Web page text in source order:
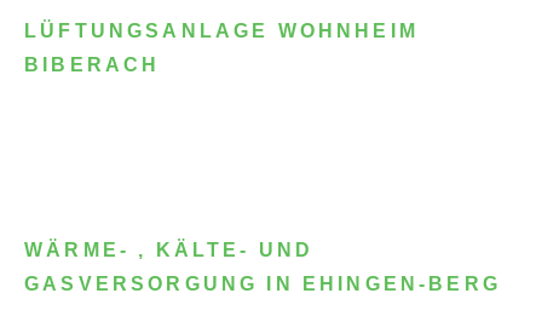
LÜFTUNGSANLAGE WOHNHEIM
BIBERACH
WÄRME- , KÄLTE- UND
GASVERSORGUNG IN EHINGEN-BERG